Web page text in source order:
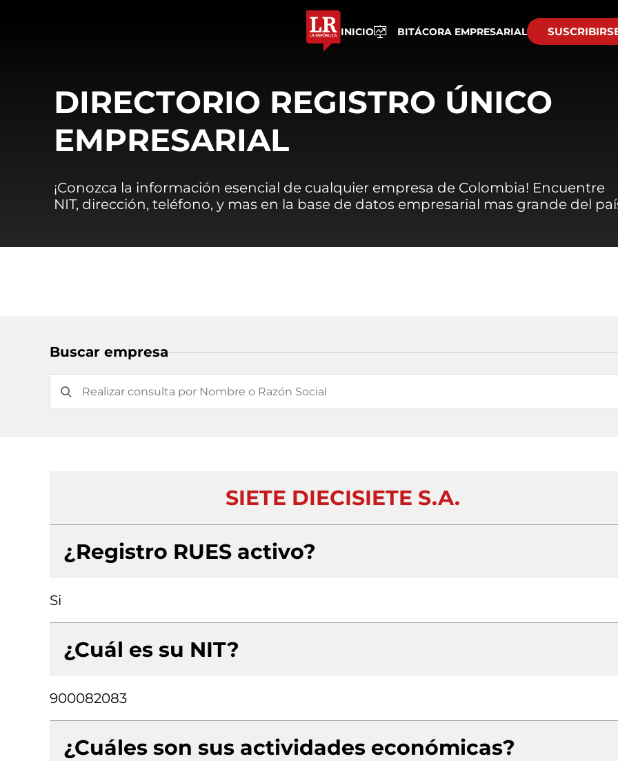
INICIO BITÁCORA EMPRESARIAL
DIRECTORIO REGISTRO ÚNICO
EMPRESARIAL
¡Conozca la información esencial de cualquier empresa de Colombia! Encuentre
NIT, dirección, teléfono, y mas en la base de datos empresarial mas grande del
Buscar empresa
SIETE DIECISIETE S.A.
¿Registro RUES activo?
Si
¿Cuál es su NIT?
900082083
¿Cuáles son sus actividades económicas?